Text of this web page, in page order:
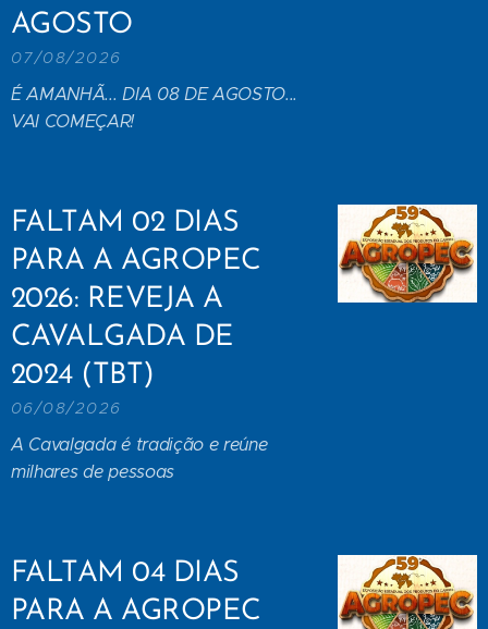
AGOSTO
07/08/2026
É AMANHÃ... DIA 08 DE AGOSTO...
VAI COMEÇAR!
FALTAM 02 DIAS
PARA A AGROPEC
2026: REVEJA A
CAVALGADA DE
2024 (TBT)
06/08/2026
A Cavalgada é tradição e reúne
milhares de pessoas
FALTAM 04 DIAS
PARA A AGROPEC